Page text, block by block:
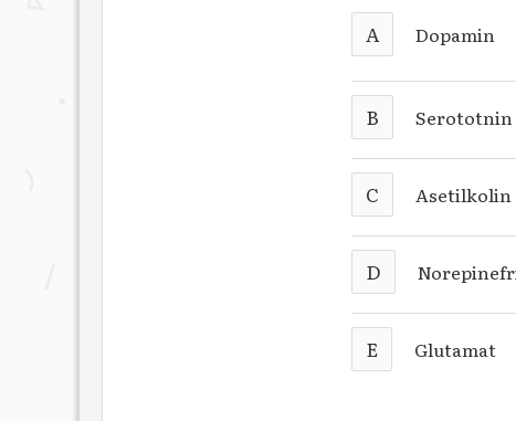
A Dopamin
B Serototnin
C Asetilkolin
D
E Glutamat